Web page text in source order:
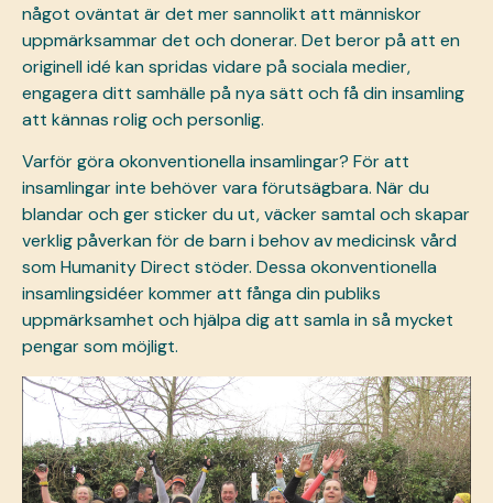
något oväntat är det mer sannolikt att människor
uppmärksammar det och donerar. Det beror på att en
originell idé kan spridas vidare på sociala medier,
engagera ditt samhälle på nya sätt och få din insamling
att kännas rolig och personlig.
Varför göra okonventionella insamlingar? För att
insamlingar inte behöver vara förutsägbara. När du
blandar och ger sticker du ut, väcker samtal och skapar
verklig påverkan för de barn i behov av medicinsk vård
som Humanity Direct stöder. Dessa okonventionella
insamlingsidéer kommer att fånga din publiks
uppmärksamhet och hjälpa dig att samla in så mycket
pengar som möjligt.